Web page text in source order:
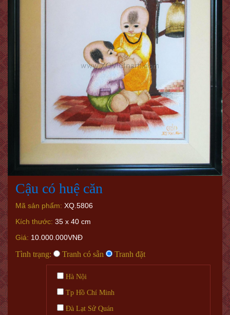
Cậu có huệ căn
Mã sản phẩm: XQ.5806
Kích thước: 35 x 40 cm
Giá: 10.000.000VNĐ
Tình trạng: Tranh có sẵn Tranh đặt
Hà Nội
Tp Hồ Chí Minh
Đà Lạt Sử Quán